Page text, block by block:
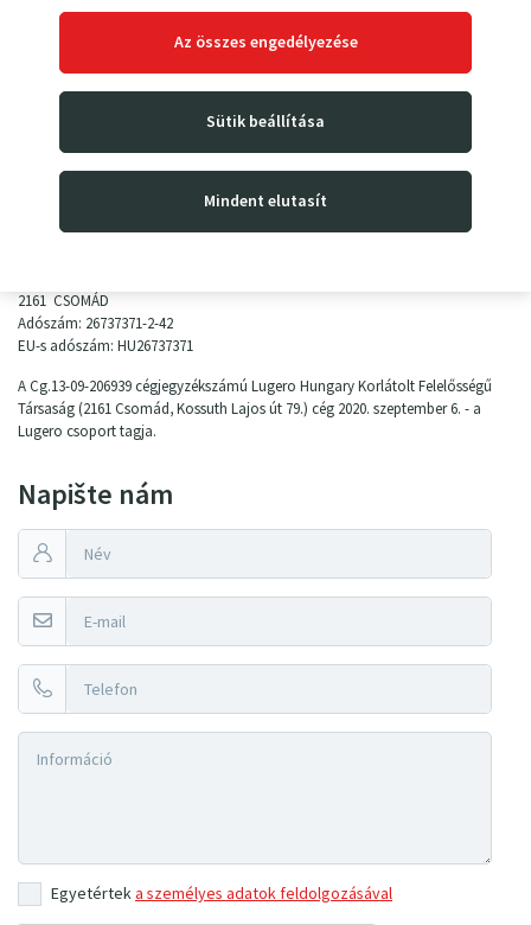
Az összes engedélyezése
Sütik beállítása
Mindent elutasít
Petr FUJASZ
Josef VAVRA
Számlázási adatok
2161 CSOMÁD
Adószám: 26737371-2-42
EU-s adószám: HU26737371
A Cg.13-09-206939 cégjegyzékszámú Lugero Hungary Korlátolt Felelősségű
Társaság (2161 Csomád, Kossuth Lajos út 79.) cég 2020. szeptember 6. - a
Lugero csoport tagja.
Napište nám
Egyetérteka személyes adatok feldolgozásával